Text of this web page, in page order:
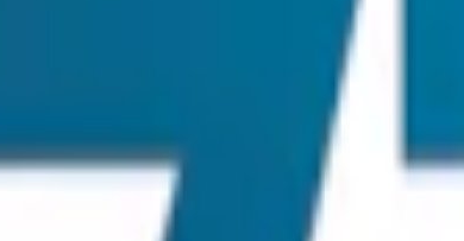
30-pack